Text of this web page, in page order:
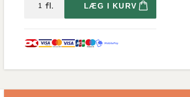
Diverse
Store flasker
fl. LÆG I KURV